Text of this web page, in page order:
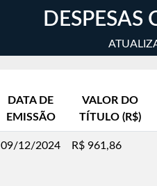
DESPESAS
DATA DE
EMISSÃO
VALOR DO
TÍTULO (R$)
09/12/2024 R$ 961,86